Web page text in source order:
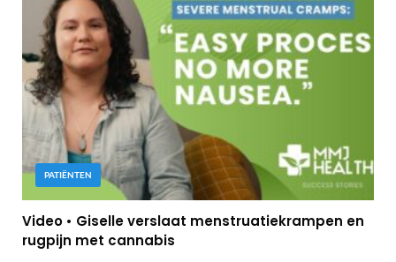
PATIËNTEN
Video • Giselle verslaat menstruatiekrampen en
rugpijn met cannabis